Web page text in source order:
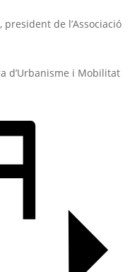
de l’Associació
d’Urbanisme i Mobilitat